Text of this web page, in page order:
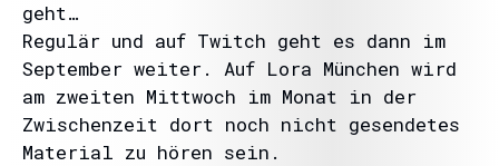
geht…
Regulär und auf Twitch geht es dann im
September weiter. Auf Lora München wird
am zweiten Mittwoch im Monat in der
Zwischenzeit dort noch nicht gesendetes
Material zu hören sein.